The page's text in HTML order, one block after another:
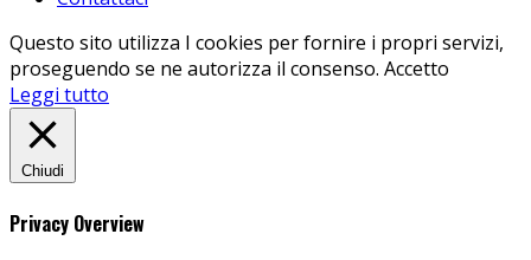
Questo sito utilizza I cookies per fornire i propri servizi,
proseguendo se ne autorizza il consenso. Accetto
Leggi tutto
Chiudi
Privacy Overview